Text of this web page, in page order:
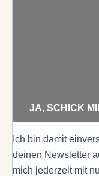
JA, SCHICK
Ich bin damit
deinen Newsletter
mich jederzeit mit